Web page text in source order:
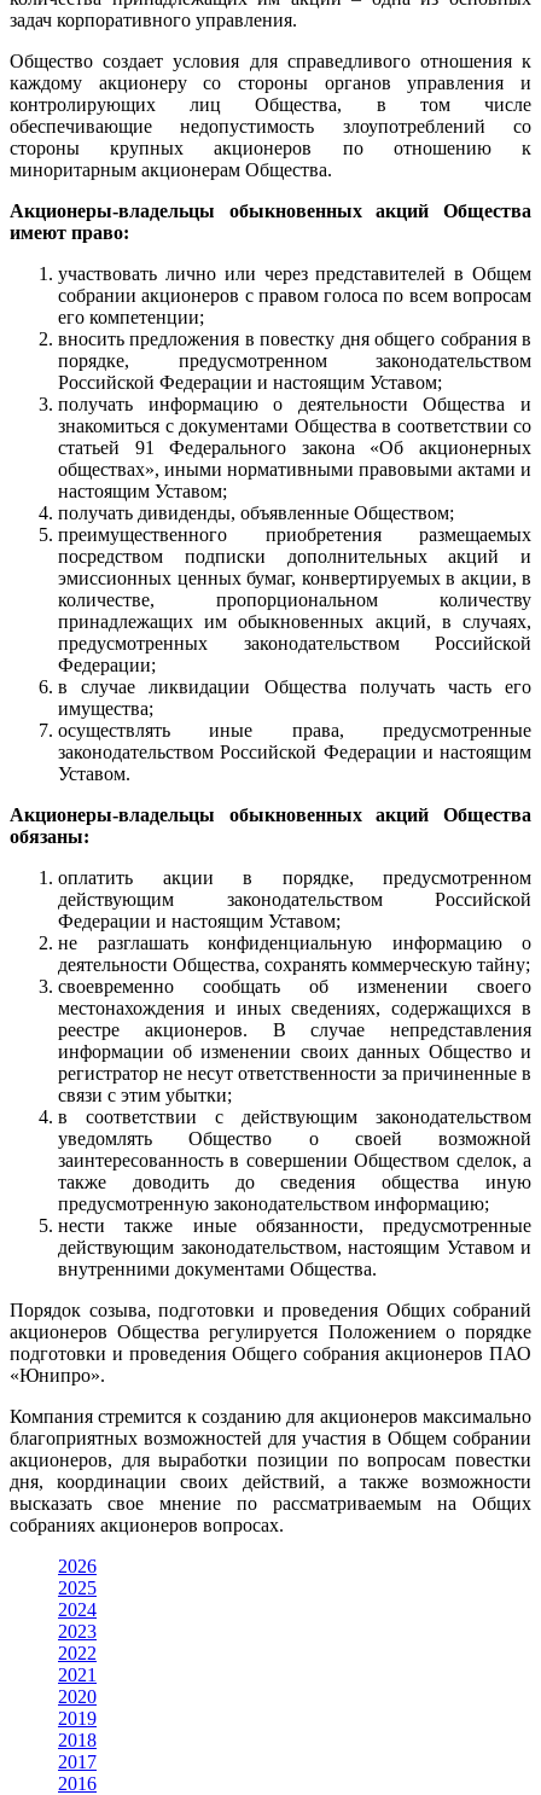
задач корпоративного управления.
Общество создает условия для справедливого отношения к
каждому акционеру со стороны органов управления и
контролирующих лиц Общества, в том числе
обеспечивающие недопустимость злоупотреблений со
стороны крупных акционеров по отношению к
миноритарным акционерам Общества.
Акционеры-владельцы обыкновенных акций Общества
имеют право:
участвовать лично или через представителей в Общем
собрании акционеров с правом голоса по всем вопросам
его компетенции;
вносить предложения в повестку дня общего собрания в
порядке, предусмотренном законодательством
Российской Федерации и настоящим Уставом;
получать информацию о деятельности Общества и
знакомиться с документами Общества в соответствии со
статьей 91 Федерального закона «Об акционерных
обществах», иными нормативными правовыми актами и
настоящим Уставом;
получать дивиденды, объявленные Обществом;
преимущественного приобретения размещаемых
посредством подписки дополнительных акций и
эмиссионных ценных бумаг, конвертируемых в акции, в
количестве, пропорциональном количеству
принадлежащих им обыкновенных акций, в случаях,
предусмотренных законодательством Российской
Федерации;
в случае ликвидации Общества получать часть его
имущества;
осуществлять иные права, предусмотренные
законодательством Российской Федерации и настоящим
Уставом.
Акционеры-владельцы обыкновенных акций Общества
обязаны:
оплатить акции в порядке, предусмотренном
действующим законодательством Российской
Федерации и настоящим Уставом;
не разглашать конфиденциальную информацию о
деятельности Общества, сохранять коммерческую тайну;
своевременно сообщать об изменении своего
местонахождения и иных сведениях, содержащихся в
реестре акционеров. В случае непредставления
информации об изменении своих данных Общество и
регистратор не несут ответственности за причиненные в
связи с этим убытки;
в соответствии с действующим законодательством
уведомлять Общество о своей возможной
заинтересованность в совершении Обществом сделок, а
также доводить до сведения общества иную
предусмотренную законодательством информацию;
нести также иные обязанности, предусмотренные
действующим законодательством, настоящим Уставом и
внутренними документами Общества.
Порядок созыва, подготовки и проведения Общих собраний
акционеров Общества регулируется Положением о порядке
подготовки и проведения Общего собрания акционеров ПАО
«Юнипро».
Компания стремится к созданию для акционеров максимально
благоприятных возможностей для участия в Общем собрании
акционеров, для выработки позиции по вопросам повестки
дня, координации своих действий, а также возможности
высказать свое мнение по рассматриваемым на Общих
собраниях акционеров вопросах.
2026
2025
2024
2023
2022
2021
2020
2019
2018
2017
2016